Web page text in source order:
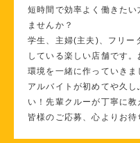
短時間で効率よく働きた
ませんか？
学生、主婦(主夫)、フリー
している楽しい店舗です
環境を一緒に作っていきま
アルバイトが初めてや久
い！先輩クルーが丁寧に教
皆様のご応募、心よりお待